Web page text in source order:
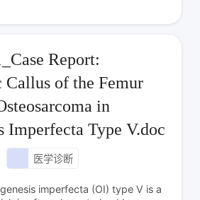
Report:
Callus of the Femur
in
Imperfecta Type V.doc
医学诊断
imperfecta (OI) type V is a